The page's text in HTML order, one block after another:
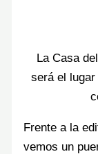
La Casa
será el
Frente a la
vemos un